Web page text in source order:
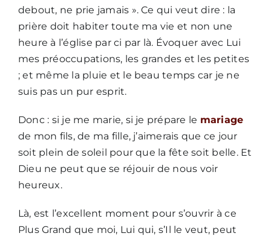
Nous écrire
debout, ne prie jamais ». Ce qui veut dire : la
prière doit habiter toute ma vie et non une
heure à l’église par ci par là. Évoquer avec Lui
mes préoccupations, les grandes et les petites
; et même la pluie et le beau temps car je ne
suis pas un pur esprit.
Donc : si je me marie, si je prépare le mariage
de mon fils, de ma fille, j’aimerais que ce jour
soit plein de soleil pour que la fête soit belle. Et
Dieu ne peut que se réjouir de nous voir
heureux.
Là, est l’excellent moment pour s’ouvrir à ce
Plus Grand que moi, Lui qui, s’Il le veut, peut